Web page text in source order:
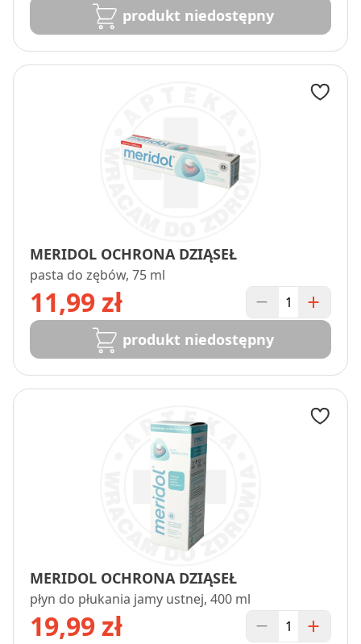
produkt niedostępny
MERIDOL OCHRONA DZIĄSEŁ
pasta do zębów, 75 ml
11,99 zł
produkt niedostępny
MERIDOL OCHRONA DZIĄSEŁ
płyn do płukania jamy ustnej, 400 ml
19,99 zł